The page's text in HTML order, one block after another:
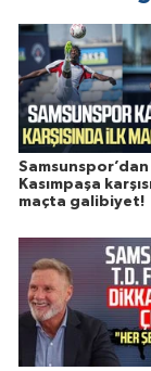
Samsunspor’dan
Kasımpaşa
maçta galibiyet!